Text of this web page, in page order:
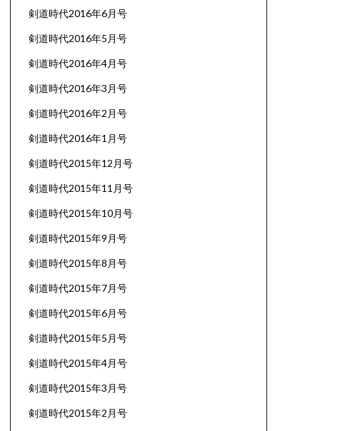
剣道時代2016年6月号
剣道時代2016年5月号
剣道時代2016年4月号
剣道時代2016年3月号
剣道時代2016年2月号
剣道時代2016年1月号
剣道時代2015年12月号
剣道時代2015年11月号
剣道時代2015年10月号
剣道時代2015年9月号
剣道時代2015年8月号
剣道時代2015年7月号
剣道時代2015年6月号
剣道時代2015年5月号
剣道時代2015年4月号
剣道時代2015年3月号
剣道時代2015年2月号